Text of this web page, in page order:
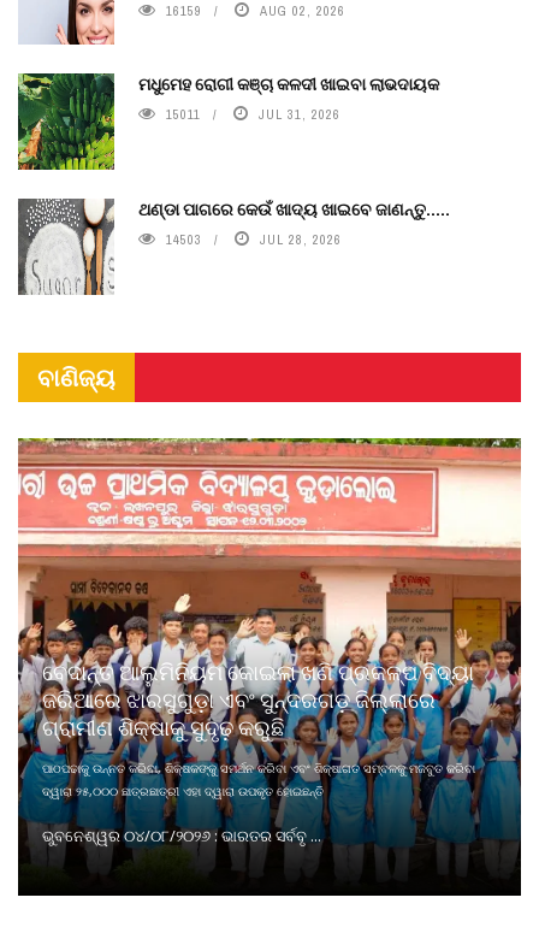
16159 AUG 02, 2026
ମଧୁମେହ ରୋଗୀ କଞ୍ଚା କଳଦୀ ଖାଇବା ଲାଭଦାୟକ
15011 JUL 31, 2026
ଥଣ୍ଡା ପାଗରେ କେଉଁ ଖାଦ୍ୟ ଖାଇବେ ଜାଣନ୍ତୁ.....
14503 JUL 28, 2026
ବାଣିଜ୍ୟ
ବେଦାନ୍ତ ଆଲୁମିନିୟମ କୋଇଲା ଖଣି ପ୍ରକଳ୍ପ ବିଦ୍ୟା
ଜରିଆରେ ଝାରସୁଗୁଡ଼ା ଏବଂ ସୁନ୍ଦରଗଡ଼ ଜିଲ୍ଲାରେ
ଗ୍ରାମୀଣ ଶିକ୍ଷାକୁ ସୁଦୃଢ଼ କରୁଛି
ପାଠପଢାକୁ ଉନ୍ନତ କରିବା, ଶିକ୍ଷକଙ୍କୁ ସମର୍ଥନ କରିବା ଏବଂ ଶିକ୍ଷାଗତ ସମ୍ବଳକୁ ମଜବୁତ କରିବା
ଦ୍ୱାରା ୨୫,୦୦୦ ଛାତ୍ରଛାତ୍ରୀ ଏହା ଦ୍ୱାରା ଉପକୃତ ହୋଇଛନ୍ତି
ଭୁବନେଶ୍ୱର ୦୪/୦୮/୨୦୨୬ : ଭାରତର ସର୍ବବୃ ...